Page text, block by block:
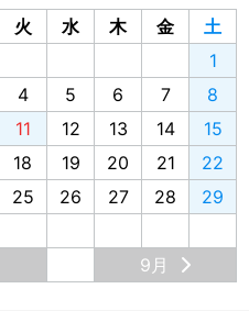
火 水 木 金
土
1
4 5 6 7
8
11 12 13 14
15
18 19 20 21
22
25 26 27 28
29
9月